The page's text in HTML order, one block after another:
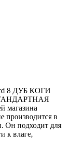
8 ДУБ КОГИ
магазина
производится в
Он подходит для
к влаге,